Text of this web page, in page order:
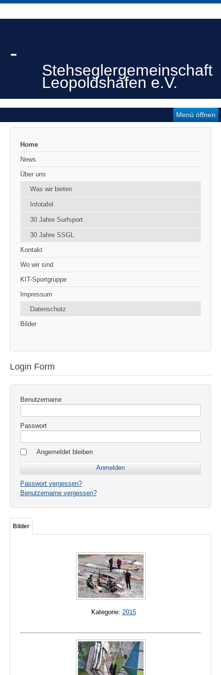
-
Stehseglergemeinschaft
Leopoldshafen e.V.
Menü öffnen
Home
News
Über uns
Was wir bieten
Infotafel
30 Jahre Surfsport
30 Jahre SSGL
Kontakt
Wo wir sind
KIT-Sportgruppe
Impressum
Datenschutz
Bilder
Login Form
Benutzername
Passwort
Angemeldet bleiben
Passwort vergessen?
Benutzername vergessen?
Bilder
Kategorie: 2015